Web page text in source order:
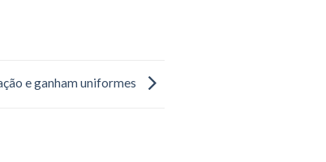
e ganham uniformes